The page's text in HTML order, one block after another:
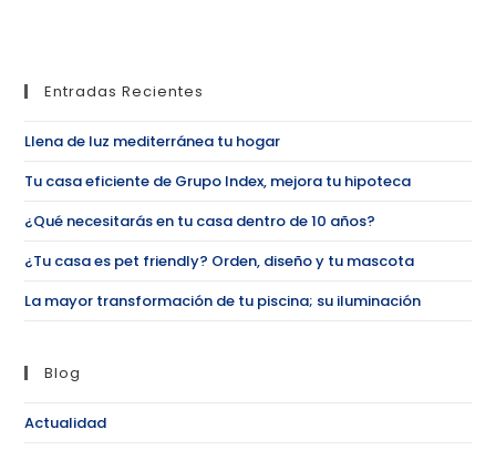
Entradas Recientes
Llena de luz mediterránea tu hogar
Tu casa eficiente de Grupo Index, mejora tu hipoteca
¿Qué necesitarás en tu casa dentro de 10 años?
¿Tu casa es pet friendly? Orden, diseño y tu mascota
La mayor transformación de tu piscina; su iluminación
Blog
Actualidad